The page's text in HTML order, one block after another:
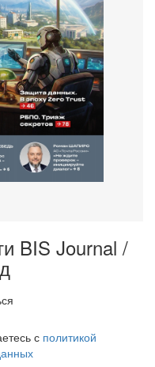
BIS Journal /
с политикой